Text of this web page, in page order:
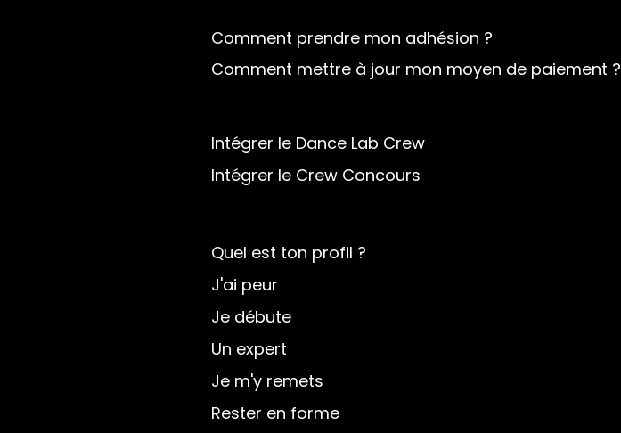
Comment prendre mon adhésion ?
Comment mettre à jour mon moyen de paiement ?
Intégrer le Dance Lab Crew
Intégrer le Crew Concours
Quel est ton profil ?
J'ai peur
Je débute
Un expert
Je m'y remets
Rester en forme